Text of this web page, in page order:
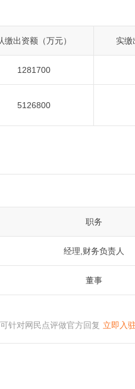
缴出资额（万元） 实缴
1281700
5126800
职务
经理,财务负责人
董事
针对网民点评做官方回复 立即入